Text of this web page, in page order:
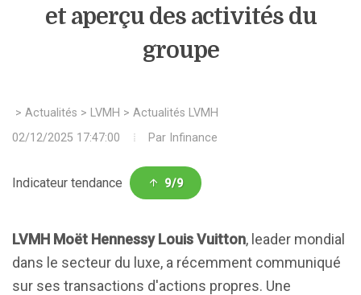
et aperçu des activités du
groupe
> Actualités > LVMH > Actualités LVMH
02/12/2025 17:47:00
Par Infinance
Indicateur tendance 9/9
LVMH Moët Hennessy Louis Vuitton, leader mondial
dans le secteur du luxe, a récemment communiqué
sur ses transactions d'actions propres. Une